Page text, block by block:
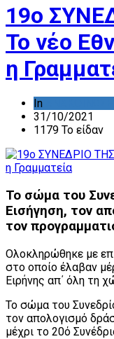
19ο
Το νέο
η
In
31/10/2021
1179 Το είδαν
Το σώμα του
Εισήγηση, τον
τον
Ολοκληρώθηκε με
στο οποίο έλαβαν
Ειρήνης απ΄ όλη τη
Το σώμα του
τον απολογισμό
μέχρι το 20ό